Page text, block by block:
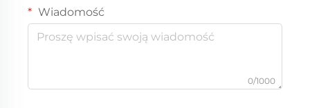
Wiadomość
0/1000